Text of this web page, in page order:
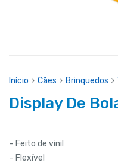
Início Cães Brinquedos
Display De
– Feito de vinil
– Flexível